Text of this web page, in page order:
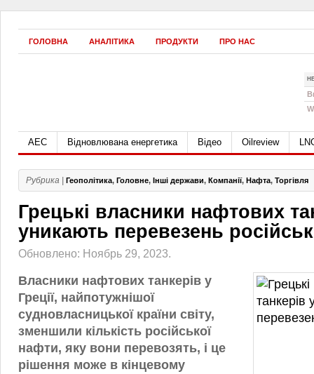
ГОЛОВНА АНАЛІТИКА ПРОДУКТИ ПРО НАС
АЕС Відновлювана енергетика Відео Oilreview
Рубрика | Геополітика, Головне, Інші держави, Компанії, Нафта, Торгівля
Грецькі власники нафтових
уникають перевезень
Обновлено: Ноябрь 29, 2023.
Власники нафтових танкерів у
Греції, найпотужнішої
судновласницької країни світу,
зменшили кількість російської
нафти, яку вони перевозять, і це
рішення може в кінцевому